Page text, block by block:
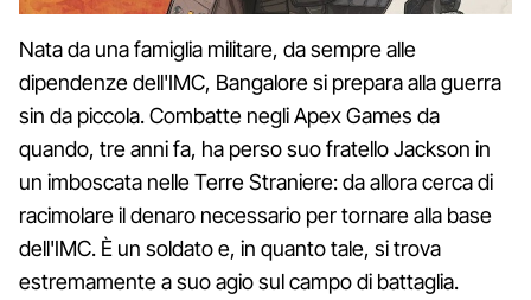
Nata da una famiglia militare, da sempre alle
dipendenze dell'IMC, Bangalore si prepara alla guerra
sin da piccola. Combatte negli Apex Games da
quando, tre anni fa, ha perso suo fratello Jackson in
un imboscata nelle Terre Straniere: da allora cerca di
racimolare il denaro necessario per tornare alla base
dell'IMC. È un soldato e, in quanto tale, si trova
estremamente a suo agio sul campo di battaglia.